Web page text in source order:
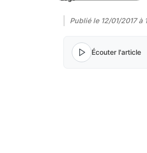
Publié le 12/01/2017 à
Écouter l'article